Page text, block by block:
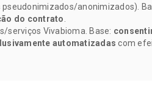
pseudonimizados/anonimizados).
do contrato
serviços Vivabioma. Base:
automatizadas com